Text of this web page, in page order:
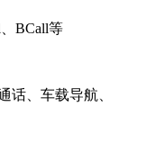
BCall等
话、车载导航、